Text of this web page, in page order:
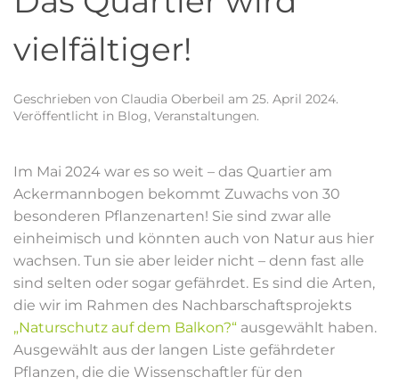
vielfältiger!
Geschrieben von Claudia Oberbeil am 25. April 2024.
Veröffentlicht in Blog, Veranstaltungen.
Im Mai 2024 war es so weit – das Quartier am
Ackermannbogen bekommt Zuwachs von 30
besonderen Pflanzenarten! Sie sind zwar alle
einheimisch und könnten auch von Natur aus hier
wachsen. Tun sie aber leider nicht – denn fast alle
sind selten oder sogar gefährdet. Es sind die Arten,
die wir im Rahmen des Nachbarschaftsprojekts
„Naturschutz auf dem Balkon?“ ausgewählt haben.
Ausgewählt aus der langen Liste gefährdeter
Pflanzen, die die Wissenschaftler für den